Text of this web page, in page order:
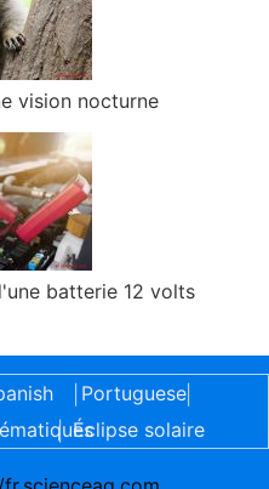
vision nocturne
batterie 12 volts
Portuguese|
| Éclipse solaire